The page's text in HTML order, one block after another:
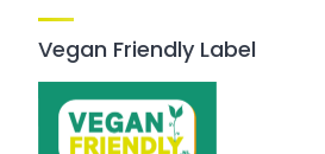
Vegan Friendly Label